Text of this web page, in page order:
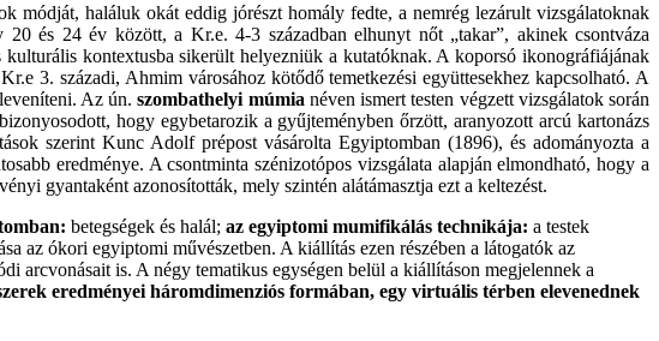
módját, haláluk okát eddig jórészt homály fedte, a nemrég lezárult vizsgálatoknak
és 24 év között, a Kr.e. 4-3 században elhunyt nőt „takar”, akinek csontváza
kulturális kontextusba sikerült helyezniük a kutatóknak. A koporsó ikonográfiájának
3. századi, Ahmim városához kötődő temetkezési együttesekhez kapcsolható. A
Az ún.szombathelyi múmia néven ismert testen végzett vizsgálatok során
hogy egybetarozik a gyűjteményben őrzött, aranyozott arcú kartonázs
szerint Kunc Adolf prépost vásárolta Egyiptomban (1896), és adományozta a
eredménye. A csontminta szénizotópos vizsgálata alapján elmondható, hogy a
gyantaként azonosították, mely szintén alátámasztja ezt a keltezést.
betegségek és halál; az egyiptomi mumifikálás technikája: a testek
az ókori egyiptomi művészetben. A kiállítás ezen részében a látogatók az
arcvonásait is. A négy tematikus egységen belül a kiállításon megjelennek a
eredményei háromdimenziós formában, egy virtuális térben elevenednek